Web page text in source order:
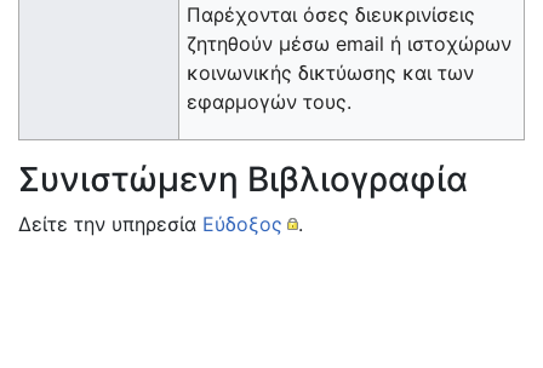
Παρέχονται όσες διευκρινίσεις
ζητηθούν μέσω email ή ιστοχώρων
κοινωνικής δικτύωσης και των
εφαρμογών τους.
Συνιστώμενη Βιβλιογραφία
Δείτε την υπηρεσία Εύδοξος .